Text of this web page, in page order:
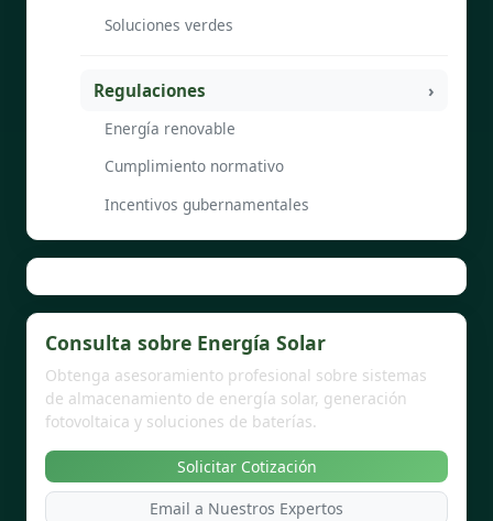
Soluciones verdes
Regulaciones
Energía renovable
Cumplimiento normativo
Incentivos gubernamentales
Consulta sobre Energía Solar
Obtenga asesoramiento profesional sobre sistemas
de almacenamiento de energía solar, generación
fotovoltaica y soluciones de baterías.
Solicitar Cotización
Email a Nuestros Expertos